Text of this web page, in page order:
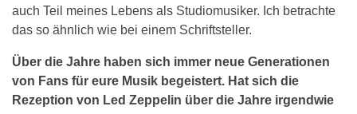
auch Teil meines Lebens als Studiomusiker. Ich betrachte
das so ähnlich wie bei einem Schriftsteller.
Über die Jahre haben sich immer neue Generationen
von Fans für eure Musik begeistert. Hat sich die
Rezeption von Led Zeppelin über die Jahre irgendwie